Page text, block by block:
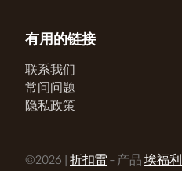
有用的链接
联系我们
常问问题
隐私政策
©2026 | 折扣雷 - 产品 埃福利